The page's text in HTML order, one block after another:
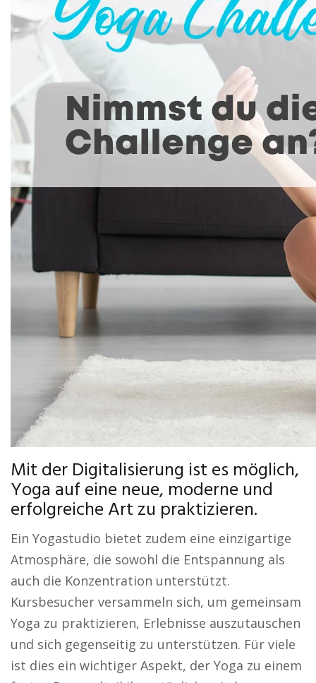
Mit der Digitalisierung ist es möglich,
Yoga auf eine neue, moderne und
erfolgreiche Art zu praktizieren.
Ein Yogastudio bietet zudem eine einzigartige
Atmosphäre, die sowohl die Entspannung als
auch die Konzentration unterstützt.
Kursbesucher versammeln sich, um gemeinsam
Yoga zu praktizieren, Erlebnisse auszutauschen
und sich gegenseitig zu unterstützen. Für viele
ist dies ein wichtiger Aspekt, der Yoga zu einem